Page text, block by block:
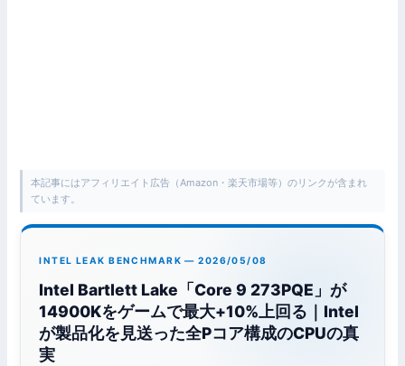
本記事にはアフィリエイト広告（Amazon・楽天市場等）のリンクが含まれ
ています。
INTEL LEAK BENCHMARK — 2026/05/08
Intel Bartlett Lake「Core 9 273PQE」が
14900Kをゲームで最大+10%上回る｜Intel
が製品化を見送った全Pコア構成のCPUの真
実